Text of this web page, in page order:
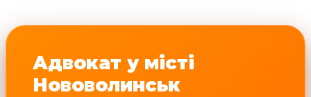
Адвокат у місті
Нововолинськ